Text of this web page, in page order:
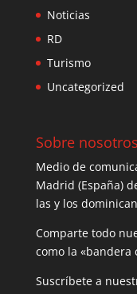
Noticias
RD
Turismo
Uncategorized
Sobre nosotros
Medio de
Madrid (España)
las y los
Comparte todo
como la «bandera
Suscríbete a